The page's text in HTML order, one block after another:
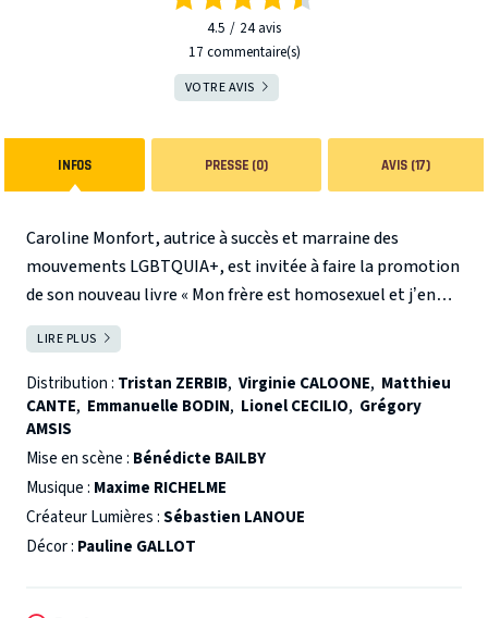
4.5 24avis
17 commentaire(s)
VOTRE AVIS
INFOS PRESSE (0) AVIS (17)
Caroline Monfort, autrice à succès et marraine des
mouvements LGBTQUIA+, est invitée à faire la promotion
de son nouveau livre « Mon frère est homosexuel et j’en
suis fière ! ».L’arrivée de son frère, Philippe, puis de son
mari Denis, va rendre l’attente dans les loges plus
qu’électrique… L’heure de vérité aurait-elle sonné ? Et si,
Philippe n’était plus gay ?Et si, Denis, son mari n’était
plus vraiment celui qu’il prétend ?
Caroline n’était pas si tolérante que ça ?
moi »vous offre un moment plein d’humour au cœur des
petits arrangements avec la réalité.
LIRE PLUS
Distribution : Tristan ZERBIB, Virginie CALOONE, Matthieu
CANTE, Emmanuelle BODIN, Lionel CECILIO, Grégory
AMSIS
Mise en scène : Bénédicte BAILBY
Musique : Maxime RICHELME
Créateur Lumières :Sébastien LANOUE
Décor : Pauline GALLOT